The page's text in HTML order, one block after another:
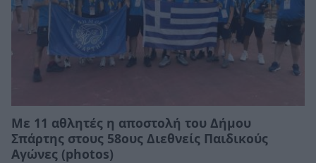
Με 11 αθλητές η αποστολή του Δήμου
Σπάρτης στους 58ους Διεθνείς Παιδικούς
Αγώνες (photos)